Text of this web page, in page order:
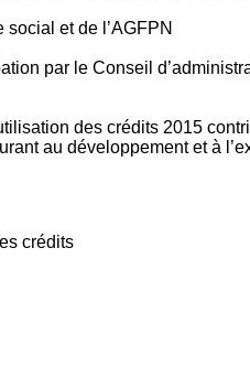
et de l’AGFPN
par le Conseil
des crédits 2015
au développement et à
crédits